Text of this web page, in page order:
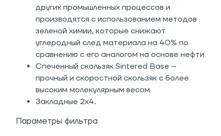
других промышленных процессов и
производятся с использованием методов
зеленой химии, которые снижают
углеродный след материала на 40% по
сравнению с его аналогом на основе нефти
Спеченный скользяк Sintered Base –
прочный и скоростной скользяк с более
высоким молекулярным весом
Закладные 2х4.
Параметры фильтра